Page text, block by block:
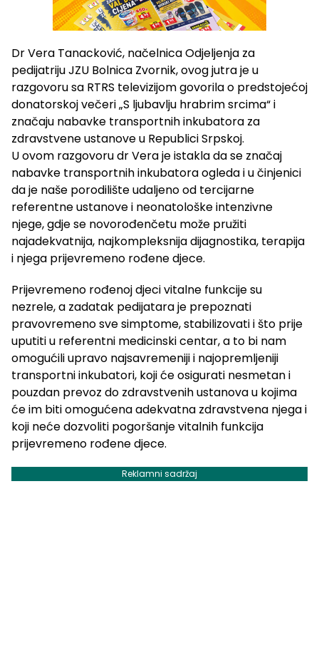
Dr Vera Tanacković, načelnica Odjeljenja za
pedijatriju JZU Bolnica Zvornik, ovog jutra je u
razgovoru sa RTRS televizijom govorila o predstojećoj
donatorskoj večeri „S ljubavlju hrabrim srcima“ i
značaju nabavke transportnih inkubatora za
zdravstvene ustanove u Republici Srpskoj.
U ovom razgovoru dr Vera je istakla da se značaj
nabavke transportnih inkubatora ogleda i u činjenici
da je naše porodilište udaljeno od tercijarne
referentne ustanove i neonatološke intenzivne
njege, gdje se novorođenčetu može pružiti
najadekvatnija, najkompleksnija dijagnostika, terapija
i njega prijevremeno rođene djece.
Prijevremeno rođenoj djeci vitalne funkcije su
nezrele, a zadatak pedijatara je prepoznati
pravovremeno sve simptome, stabilizovati i što prije
uputiti u referentni medicinski centar, a to bi nam
omogućili upravo najsavremeniji i najopremljeniji
transportni inkubatori, koji će osigurati nesmetan i
pouzdan prevoz do zdravstvenih ustanova u kojima
će im biti omogućena adekvatna zdravstvena njega i
koji neće dozvoliti pogoršanje vitalnih funkcija
prijevremeno rođene djece.
Reklamni sadržaj